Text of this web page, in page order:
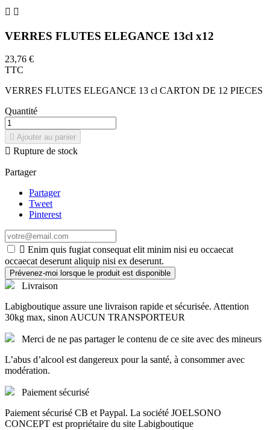
 
VERRES FLUTES ELEGANCE 13cl x12
23,76 €
TTC
VERRES FLUTES ELEGANCE 13 cl CARTON DE 12 PIECES
Quantité
 Ajouter au panier
 Rupture de stock
Partager
Partager
Tweet
Pinterest
 Enim quis fugiat consequat elit minim nisi eu occaecat
occaecat deserunt aliquip nisi ex deserunt.
Prévenez-moi lorsque le produit est disponible
Livraison
Labigboutique assure une livraison rapide et sécurisée. Attention
30kg max, sinon AUCUN TRANSPORTEUR
Merci de ne pas partager le contenu de ce site avec des mineurs
L’abus d’alcool est dangereux pour la santé, à consommer avec
modération.
Paiement sécurisé
Paiement sécurisé CB et Paypal. La société JOELSONO
CONCEPT est propriétaire du site Labigboutique